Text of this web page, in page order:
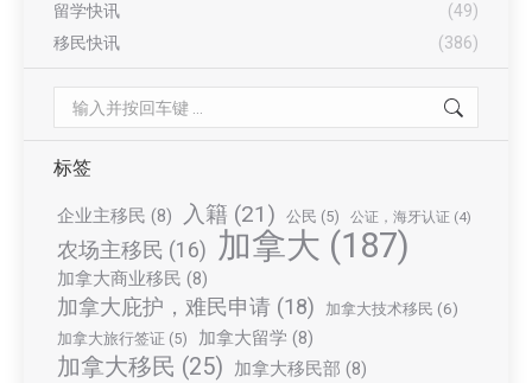
留学快讯
(49)
移民快讯
(386)
Search:
标签
企业主移民 (8) 入籍 (21) 公民 (5) 公证，海牙认证 (4)
农场主移民 (16) 加拿大 (187)
加拿大商业移民 (8)
加拿大庇护，难民申请 (18) 加拿大技术移民 (6)
加拿大旅行签证 (5) 加拿大留学 (8)
加拿大移民 (25) 加拿大移民部 (8)